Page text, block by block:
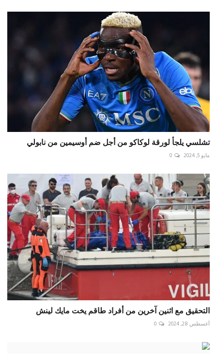
تشلسي يلجأ لورقة لوكاكو من أجل ضم أوسيمين من نابولي
مايو 5, 2024 0
التحقيق مع اثنين آخرين من أفراد طاقم يخت مايك لينش
أغسطس 28, 2024 0